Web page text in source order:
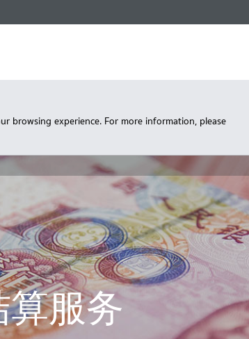
browsing experience. For more information, please
服务